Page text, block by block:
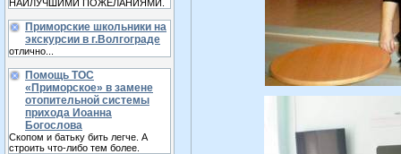
НАИЛУЧШИМИ ПОЖЕЛАНИЯМИ.
Приморские школьники на
экскурсии в г.Волгограде
отлично...
Помощь ТОС
«Приморское» в замене
отопительной системы
прихода Иоанна
Богослова
Скопом и батьку бить легче. А
строить что-либо тем более.